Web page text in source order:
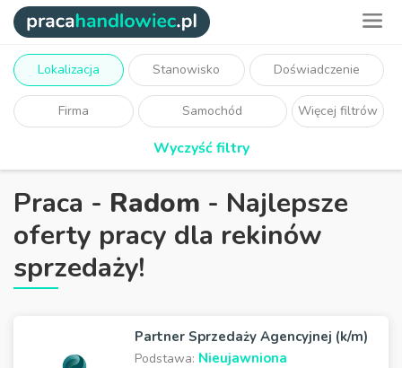
Lokalizacja Stanowisko Doświadczenie
Firma Samochód Więcej filtrów
Wyczyść filtry
Praca - Radom - Najlepsze
oferty pracy dla rekinów
sprzedaży!
Partner Sprzedaży Agencyjnej (k/m)
Podstawa: Nieujawniona